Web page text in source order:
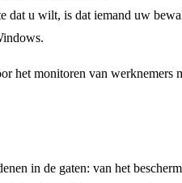
dat u wilt, is dat iemand uw
het monitoren van
in de gaten: van het